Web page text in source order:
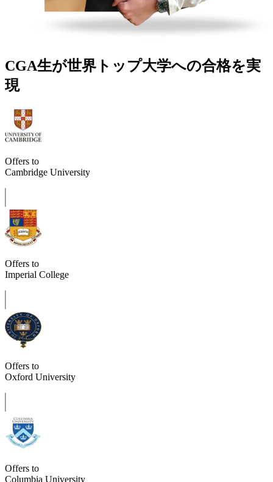
CGA生が世界トップ大学への合格を実
現
Offers to
Cambridge University
Offers to
Imperial College
Offers to
Oxford University
Offers to
Columbia University